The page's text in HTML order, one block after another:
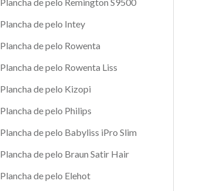
Plancha de pelo Intey
Plancha de pelo Rowenta
Plancha de pelo Rowenta Liss
Plancha de pelo Kizopi
Plancha de pelo Philips
Plancha de pelo Babyliss iPro Slim
Plancha de pelo Braun Satir Hair
Plancha de pelo Elehot